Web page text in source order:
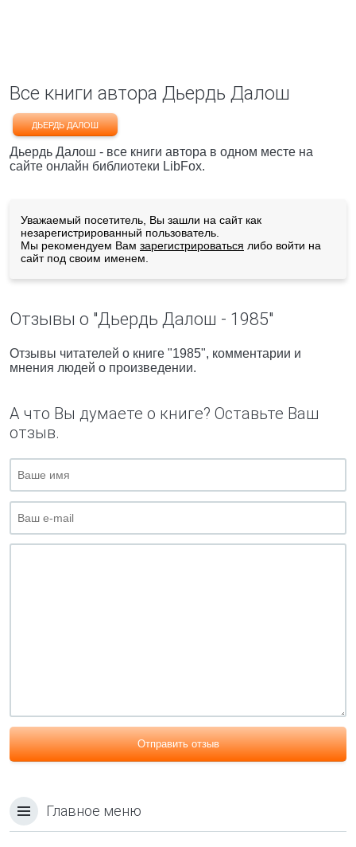
Все книги автора Дьердь Далош
ДЬЕРДЬ ДАЛОШ
Дьердь Далош - все книги автора в одном месте на
сайте онлайн библиотеки LibFox.
Уважаемый посетитель, Вы зашли на сайт как
незарегистрированный пользователь.
Мы рекомендуем Вам зарегистрироваться либо войти на
сайт под своим именем.
Отзывы о "Дьердь Далош - 1985"
Отзывы читателей о книге "1985", комментарии и
мнения людей о произведении.
А что Вы думаете о книге? Оставьте Ваш
отзыв.
Отправить отзыв
Главное меню